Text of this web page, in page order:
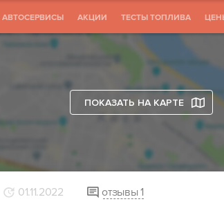
АВТОСЕРВИСЫ АКЦИИ ТЕСТЫ ТОПЛИВА
ПОКАЗАТЬ НА КАРТЕ
01.11.2022 отзывы 1